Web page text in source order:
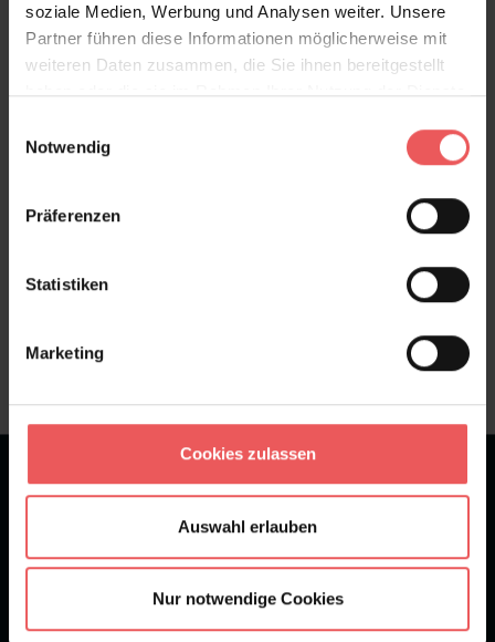
soziale Medien, Werbung und Analysen weiter. Unsere
Partner führen diese Informationen möglicherweise mit
weiteren Daten zusammen, die Sie ihnen bereitgestellt
haben oder die sie im Rahmen Ihrer Nutzung der Dienste
Notwendig
Präferenzen
Statistiken
Marketing
Cookies zulassen
Auswahl erlauben
Nur notwendige Cookies
Versand & Zahlung
Bewertungen
Sie haben Fragen zum Produkt?
+49 (0)221 932 81 82
★★★★★Bei 1245 Bewertungen